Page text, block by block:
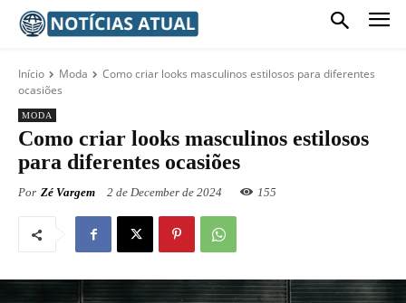
Início Moda
Como criar looks masculinos estilosos para diferentes
ocasiões
MODA
Como criar looks masculinos estilosos
para diferentes ocasiões
Por Zé Vargem 2 de December de 2024 155